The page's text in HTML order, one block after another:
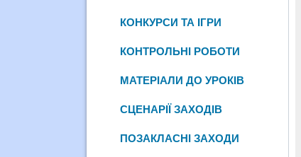
КОНКУРСИ ТА ІГРИ
КОНТРОЛЬНІ РОБОТИ
МАТЕРІАЛИ ДО УРОКІВ
СЦЕНАРІЇ ЗАХОДІВ
ПОЗАКЛАСНІ ЗАХОДИ